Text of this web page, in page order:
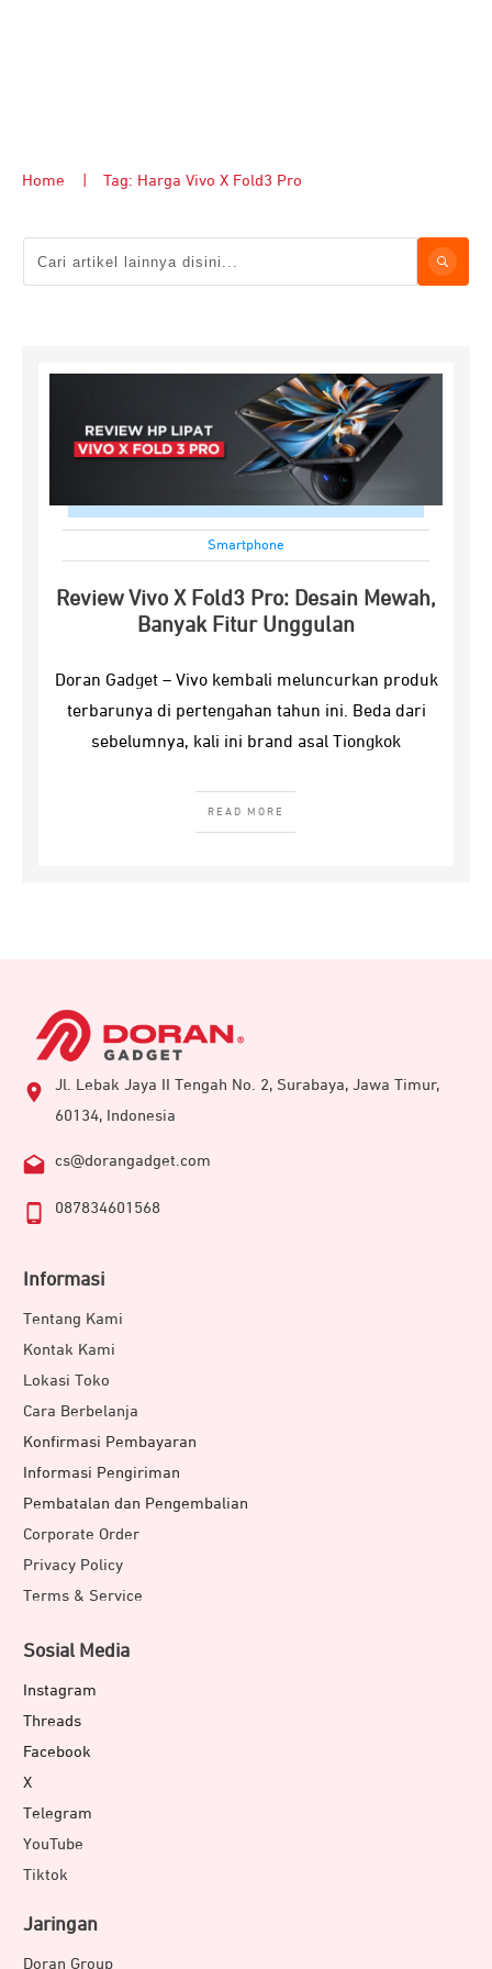
Home Tag: Harga Vivo X Fold3 Pro
Smartphone
Review Vivo X Fold3 Pro: Desain Mewah,
Banyak Fitur Unggulan
Doran Gadget – Vivo kembali meluncurkan produk
terbarunya di pertengahan tahun ini. Beda dari
sebelumnya, kali ini brand asal Tiongkok
READ MORE
Jl. Lebak Jaya II Tengah No. 2, Surabaya, Jawa Timur,
60134, Indonesia
cs@dorangadget.com
087834601568
Informasi
Tentang Kami
Kontak Kami
Lokasi Toko
Cara Berbelanja
Konfirmasi Pembayaran
Informasi Pengiriman
Pembatalan dan Pengembalian
Corporate Order
Privacy Policy
Terms & Service
Sosial Media
Instagram
Threads
Facebook
X
Telegram
YouTube
Tiktok
Jaringan
Doran Group